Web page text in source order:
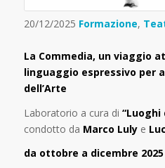
20/12/2025 Formazione,
La Commedia, un viaggio
linguaggio espressivo per
dell’Arte
Laboratorio a cura di “Luoghi
condotto da Marco Lulye
da ottobre a dicembre 2025